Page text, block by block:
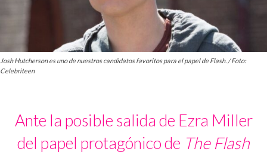
Josh Hutcherson es uno de nuestros candidatos favoritos para el papel de Flash. / Foto:
Celebriteen
Ante la posible salida de Ezra Miller
del papel protagónico de The Flash